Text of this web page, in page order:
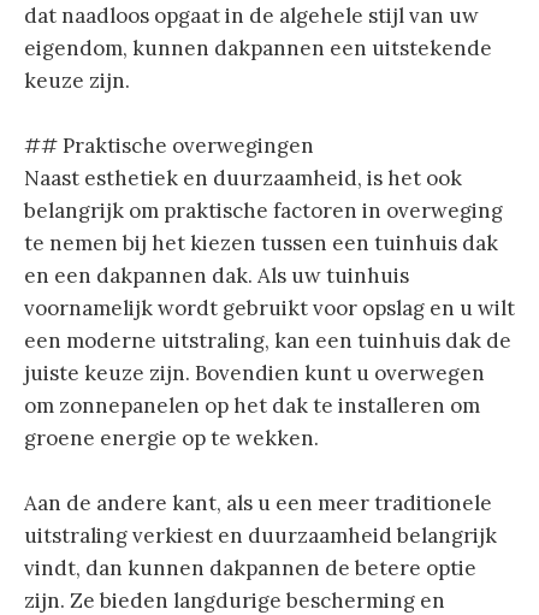
dat naadloos opgaat in de algehele stijl van uw
eigendom, kunnen dakpannen een uitstekende
keuze zijn.
## Praktische overwegingen
Naast esthetiek en duurzaamheid, is het ook
belangrijk om praktische factoren in overweging
te nemen bij het kiezen tussen een tuinhuis dak
en een dakpannen dak. Als uw tuinhuis
voornamelijk wordt gebruikt voor opslag en u wilt
een moderne uitstraling, kan een tuinhuis dak de
juiste keuze zijn. Bovendien kunt u overwegen
om zonnepanelen op het dak te installeren om
groene energie op te wekken.
Aan de andere kant, als u een meer traditionele
uitstraling verkiest en duurzaamheid belangrijk
vindt, dan kunnen dakpannen de betere optie
zijn. Ze bieden langdurige bescherming en